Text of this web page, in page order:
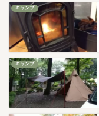
キャンプ
キャンプ